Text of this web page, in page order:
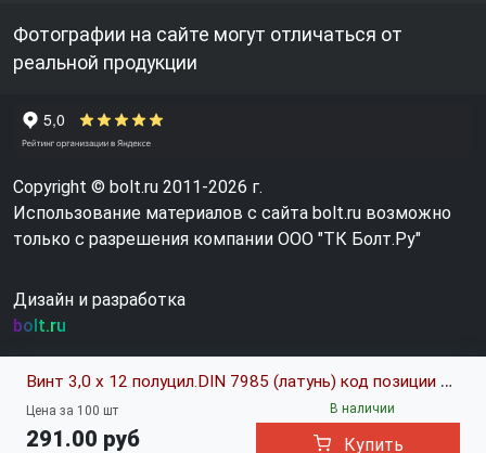
Винт 3,0 х 12 полуцил.DIN 7985 (латунь) код позиции 0146072
Цена за 100 шт
291.00 руб
В наличии
Купить
Фотографии на сайте могут отличаться от
реальной продукции
Copyright © bolt.ru 2011-2026 г.
Использование материалов с сайта bolt.ru возможно
только с разрешения компании ООО "ТК Болт.Ру"
Дизайн и разработка
bolt.ru